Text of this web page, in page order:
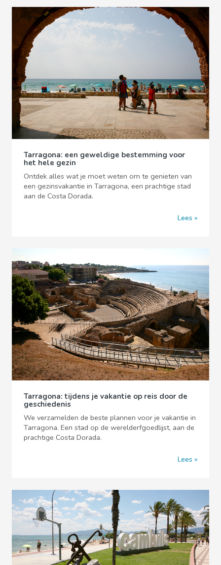
Tarragona: een geweldige bestemming voor
het hele gezin
Ontdek alles wat je moet weten om te genieten van
een gezinsvakantie in Tarragona, een prachtige stad
aan de Costa Dorada.
Lees
Tarragona: tijdens je vakantie op reis door de
geschiedenis
We verzamelden de beste plannen voor je vakantie in
Tarragona. Een stad op de werelderfgoedlijst, aan de
prachtige Costa Dorada.
Lees